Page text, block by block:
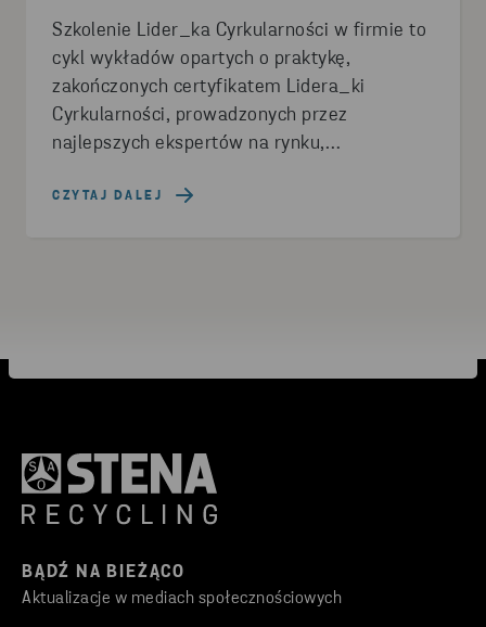
Szkolenie Lider_ka Cyrkularności w firmie to
cykl wykładów opartych o praktykę,
zakończonych certyfikatem Lidera_ki
Cyrkularności, prowadzonych przez
najlepszych ekspertów na rynku,
wdrażaniem rozwiązań GOZ, mierzeniem i
CZYTAJ DALEJ
BĄDŹ NA BIEŻĄCO
Aktualizacje w mediach społecznościowych